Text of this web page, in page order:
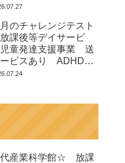
発達障害 運動療
のチャレンジテスト
後等デイサービ
童発達支援事業 送
ービスあり ADHD
障害 運動療育 市川
産業科学館☆ 放課